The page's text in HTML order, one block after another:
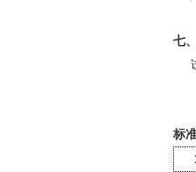
七
标